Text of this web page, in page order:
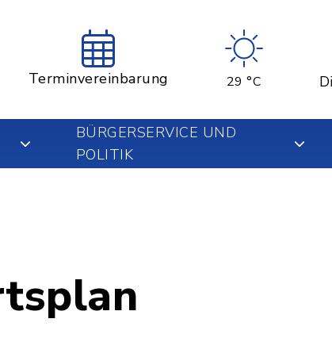
Terminvereinbarung 29 °C
BÜRGERSERVICE UND
POLITIK